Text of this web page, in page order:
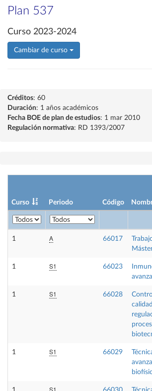
Plan 537
Curso 2023-2024
Cambiar de curso
Créditos: 60
Duración: 1 años académicos
Fecha BOE de plan de estudios: 1 mar 2010
Regulación normativa: RD 1393/2007
Curso Periodo Código
1 A 66017
1 S1 66023
1 S1 66028
1 S1 66029
S1